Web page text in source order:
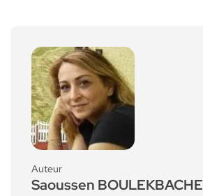
Auteur
Saoussen BOULEKBACHE